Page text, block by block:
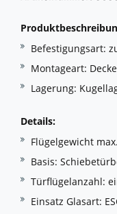
Befestigungsart:
Montageart:
Lagerung:
Details:
Flügelgewicht
Basis:
Türflügelanzahl:
Einsatz Glasart: